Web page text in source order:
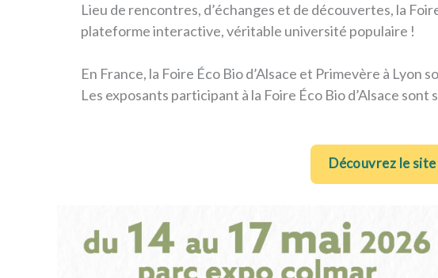
Lieu de rencontres, d’échanges et de découvertes, la
plateforme interactive, véritable université populaire !
En France, la Foire Éco Bio d’Alsace et Primevère à
Les exposants participant à la Foire Éco Bio d’Alsace
Découvrez le